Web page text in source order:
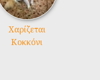
Χαρίζεται
Κοκκόνι